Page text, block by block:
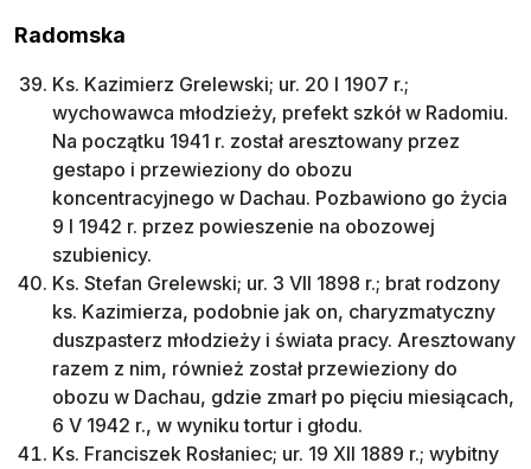
Radomska
Ks. Kazimierz Grelewski; ur. 20 I 1907 r.;
wychowawca młodzieży, prefekt szkół w Radomiu.
Na początku 1941 r. został aresztowany przez
gestapo i przewieziony do obozu
koncentracyjnego w Dachau. Pozbawiono go życia
9 I 1942 r. przez powieszenie na obozowej
szubienicy.
Ks. Stefan Grelewski; ur. 3 VII 1898 r.; brat rodzony
ks. Kazimierza, podobnie jak on, charyzmatyczny
duszpasterz młodzieży i świata pracy. Aresztowany
razem z nim, również został przewieziony do
obozu w Dachau, gdzie zmarł po pięciu miesiącach,
6 V 1942 r., w wyniku tortur i głodu.
Ks. Franciszek Rosłaniec; ur. 19 XII 1889 r.; wybitny